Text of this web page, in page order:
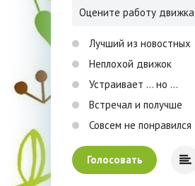
Оцените работу движка
Лучший из новостных
Неплохой движок
Устраивает ... но ...
Встречал и получше
Совсем не понравился
Голосовать